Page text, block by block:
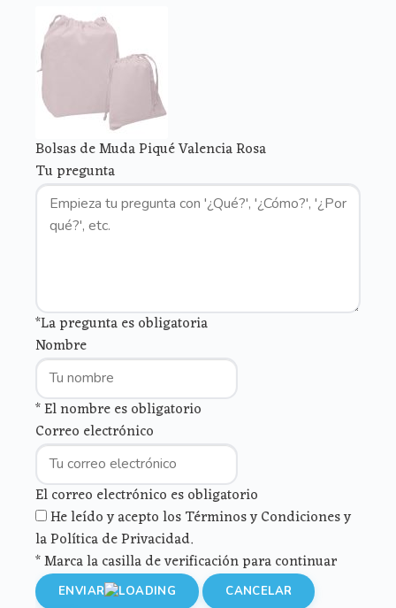
Bolsas de Muda Piqué Valencia Rosa
Tu pregunta
*La pregunta es obligatoria
Nombre
* El nombre es obligatorio
Correo electrónico
El correo electrónico es obligatorio
He leído y acepto los Términos y Condiciones y
la Política de Privacidad.
* Marca la casilla de verificación para continuar
ENVIAR CANCELAR